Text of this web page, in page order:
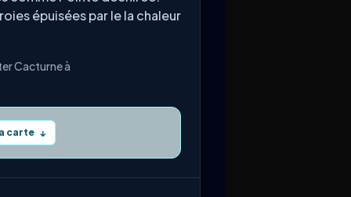
épuisées par le la chaleur
Cacturne à
carte ↓